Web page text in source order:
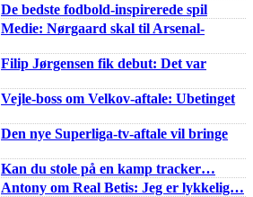
De bedste fodbold-inspirerede spil
Medie: Nørgaard skal til Arsenal-
Filip Jørgensen fik debut: Det var
Vejle-boss om Velkov-aftale: Ubetinget
Den nye Superliga-tv-aftale vil bringe
Kan du stole på en kamp tracker…
Antony om Real Betis: Jeg er lykkelig…